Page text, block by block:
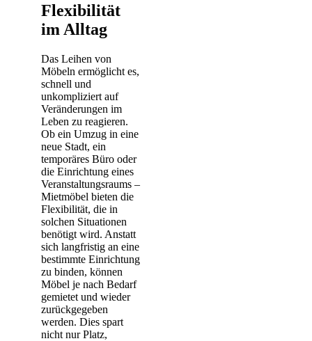
Flexibilität
im Alltag
Das Leihen von
Möbeln ermöglicht es,
schnell und
unkompliziert auf
Veränderungen im
Leben zu reagieren.
Ob ein Umzug in eine
neue Stadt, ein
temporäres Büro oder
die Einrichtung eines
Veranstaltungsraums –
Mietmöbel bieten die
Flexibilität, die in
solchen Situationen
benötigt wird. Anstatt
sich langfristig an eine
bestimmte Einrichtung
zu binden, können
Möbel je nach Bedarf
gemietet und wieder
zurückgegeben
werden. Dies spart
nicht nur Platz,